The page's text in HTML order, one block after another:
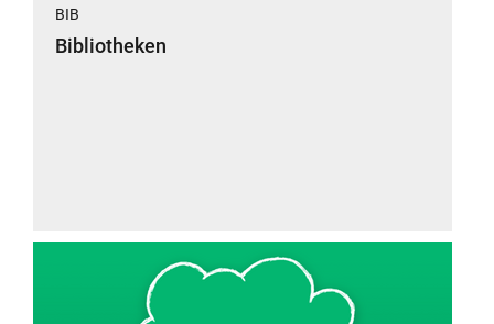
BIB
Bibliotheken